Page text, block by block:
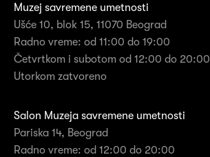
Muzej savremene umetnosti
Ušće 10, blok 15, 11070 Beograd
Radno vreme: od 11:00 do 19:00
Četvrtkom i subotom od 12:00 do 20:00
Utorkom zatvoreno
Salon Muzeja savremene umetnosti
Pariska 14, Beograd
Radno vreme: od 12:00 do 20:00